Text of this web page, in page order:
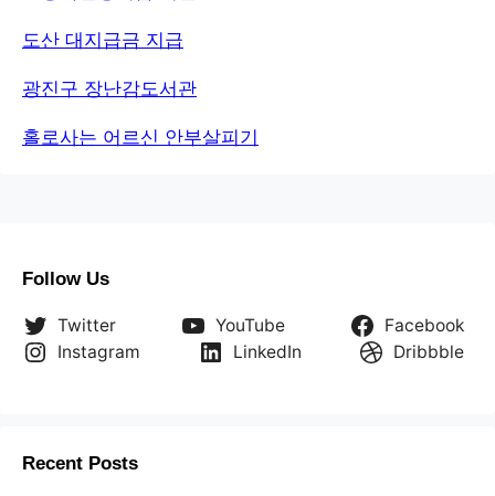
도산 대지급금 지급
광진구 장난감도서관
홀로사는 어르신 안부살피기
Follow Us
Twitter YouTube
Facebook
Instagram
LinkedIn Dribbble
Recent Posts